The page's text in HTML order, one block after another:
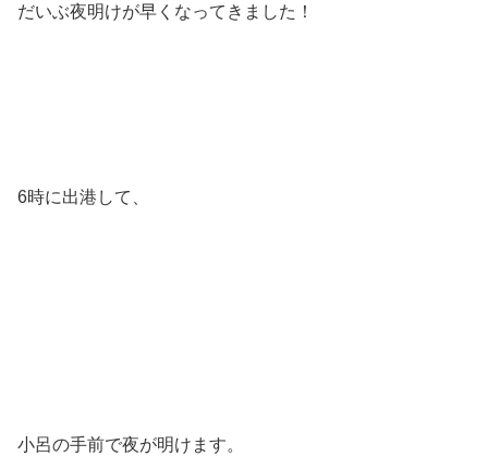
だいぶ夜明けが早くなってきました！
6時に出港して、
小呂の手前で夜が明けます。